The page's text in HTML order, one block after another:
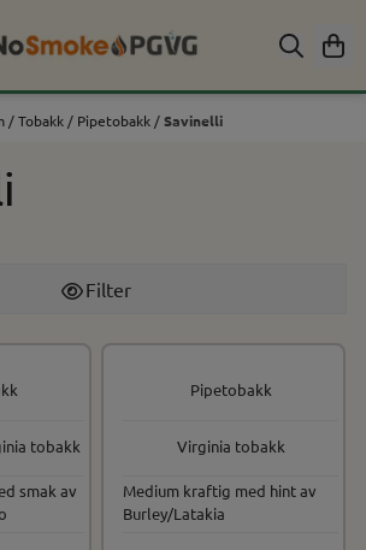
/Tobakk / Pipetobakk /Savinelli
Filter
tobakk
smak av
Pipetobakk
Virginia tobakk
Medium kraftig med hint av
Burley/Latakia